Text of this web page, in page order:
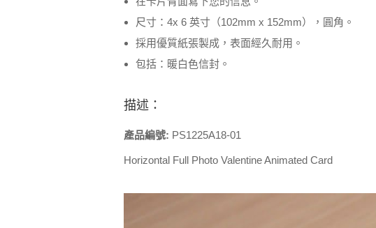
尺寸：4x 6 英寸（102mm x 152mm），圓角。
採用優質紙張製成，表面經久耐用。
包括：暖白色信封。
描述：
產品編號: PS1225A18-01
Horizontal Full Photo Valentine Animated Card